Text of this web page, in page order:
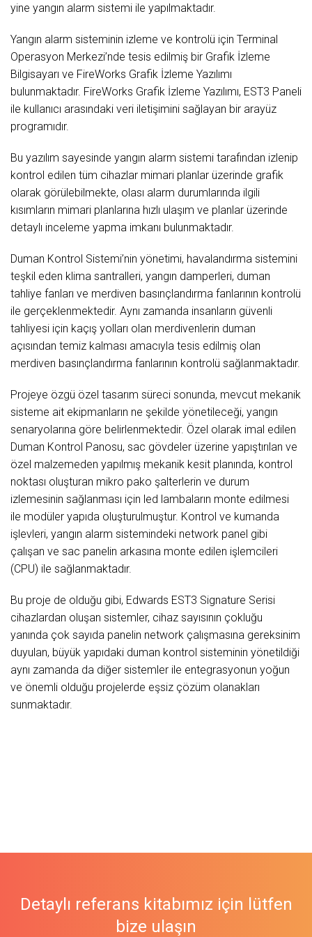
yine yangın alarm sistemi ile yapılmaktadır.
Yangın alarm sisteminin izleme ve kontrolü için Terminal
Operasyon Merkezi’nde tesis edilmiş bir Grafik İzleme
Bilgisayarı ve FireWorks Grafik İzleme Yazılımı
bulunmaktadır. FireWorks Grafik İzleme Yazılımı, EST3 Paneli
ile kullanıcı arasındaki veri iletişimini sağlayan bir arayüz
programıdır.
Bu yazılım sayesinde yangın alarm sistemi tarafından izlenip
kontrol edilen tüm cihazlar mimari planlar üzerinde grafik
olarak görülebilmekte, olası alarm durumlarında ilgili
kısımların mimari planlarına hızlı ulaşım ve planlar üzerinde
detaylı inceleme yapma imkanı bulunmaktadır.
Duman Kontrol Sistemi’nin yönetimi, havalandırma sistemini
teşkil eden klima santralleri, yangın damperleri, duman
tahliye fanları ve merdiven basınçlandırma fanlarının kontrolü
ile gerçeklenmektedir. Aynı zamanda insanların güvenli
tahliyesi için kaçış yolları olan merdivenlerin duman
açısından temiz kalması amacıyla tesis edilmiş olan
merdiven basınçlandırma fanlarının kontrolü sağlanmaktadır.
Projeye özgü özel tasarım süreci sonunda, mevcut mekanik
sisteme ait ekipmanların ne şekilde yönetileceği, yangın
senaryolarına göre belirlenmektedir. Özel olarak imal edilen
Duman Kontrol Panosu, sac gövdeler üzerine yapıştırılan ve
özel malzemeden yapılmış mekanik kesit planında, kontrol
noktası oluşturan mikro pako şalterlerin ve durum
izlemesinin sağlanması için led lambaların monte edilmesi
ile modüler yapıda oluşturulmuştur. Kontrol ve kumanda
işlevleri, yangın alarm sistemindeki network panel gibi
çalışan ve sac panelin arkasına monte edilen işlemcileri
(CPU) ile sağlanmaktadır.
Bu proje de olduğu gibi, Edwards EST3 Signature Serisi
cihazlardan oluşan sistemler, cihaz sayısının çokluğu
yanında çok sayıda panelin network çalışmasına gereksinim
duyulan, büyük yapıdaki duman kontrol sisteminin yönetildiği
aynı zamanda da diğer sistemler ile entegrasyonun yoğun
ve önemli olduğu projelerde eşsiz çözüm olanakları
sunmaktadır.
Detaylı referans kitabımız için lütfen
bize ulaşın